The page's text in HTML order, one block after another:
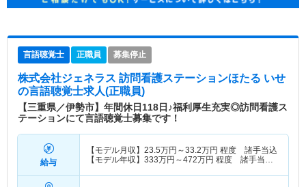
言語聴覚士 正職員 募集停止
株式会社ジェネラス 訪問看護ステーションほたる いせ
の言語聴覚士求人(正職員)
【三重県／伊勢市】年間休日118日♪福利厚生充実◎訪問看護ス
テーションにて言語聴覚士募集です！
給与
【モデル月収】 23.5万円～33.2万円 程度 諸手当込
【モデル年収】 333万円～472万円 程度 諸手当・